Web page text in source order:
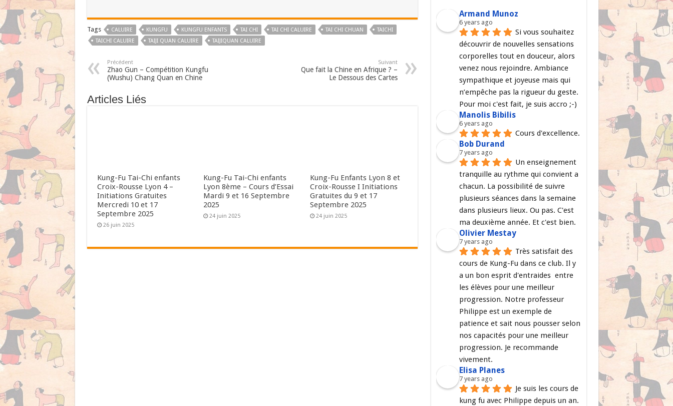
Tags CALUIRE KUNGFU KUNGFU ENFANTS TAI CHI TAI CHI CALUIRE TAI CHI CHUAN
TAICHI
TAICHI CALUIRE
TAIJI QUAN CALUIRE TAIJIQUAN CALUIRE
Précédent
Zhao Gun – Compétition Kungfu
(Wushu) Chang Quan en Chine
Suivant
Que fait la Chine en Afrique ? –
Le Dessous des Cartes
Articles Liés
Kung-Fu Tai-Chi enfants
Croix-Rousse Lyon 4 –
Initiations Gratuites
Mercredi 10 et 17
Septembre 2025
26 juin 2025
Kung-Fu Tai-Chi enfants
Lyon 8ème – Cours d’Essai
Mardi 9 et 16 Septembre
2025
24 juin 2025
Kung-Fu Enfants Lyon 8 et
Croix-Rousse I Initiations
Gratuites du 9 et 17
Septembre 2025
24 juin 2025
Armand Munoz
6 years ago
Si vous souhaitez
découvrir de nouvelles sensations
corporelles tout en douceur, alors
venez nous rejoindre. Ambiance
sympathique et joyeuse mais qui
n’empêche pas la rigueur du geste.
Pour moi c'est fait, je suis accro ;-)
Manolis Bibilis
6 years ago
Cours d'excellence.
Bob Durand
7 years ago
Un enseignement
tranquille au rythme qui convient a
chacun. La possibilité de suivre
plusieurs séances dans la semaine
dans plusieurs lieux. Ou pas. C'est
ma deuxième année. Et c'est bien.
Olivier Mestay
7 years ago
Très satisfait des
cours de Kung-Fu dans ce club. Il y
a un bon esprit d'entraides  entre
les élèves pour une meilleur
progression. Notre professeur
Philippe est un exemple de
patience et sait nous pousser selon
nos capacités pour une meilleur
progression. Je recommande
vivement.
Elisa Planes
7 years ago
Je suis les cours de
kung fu avec Philippe depuis un an.